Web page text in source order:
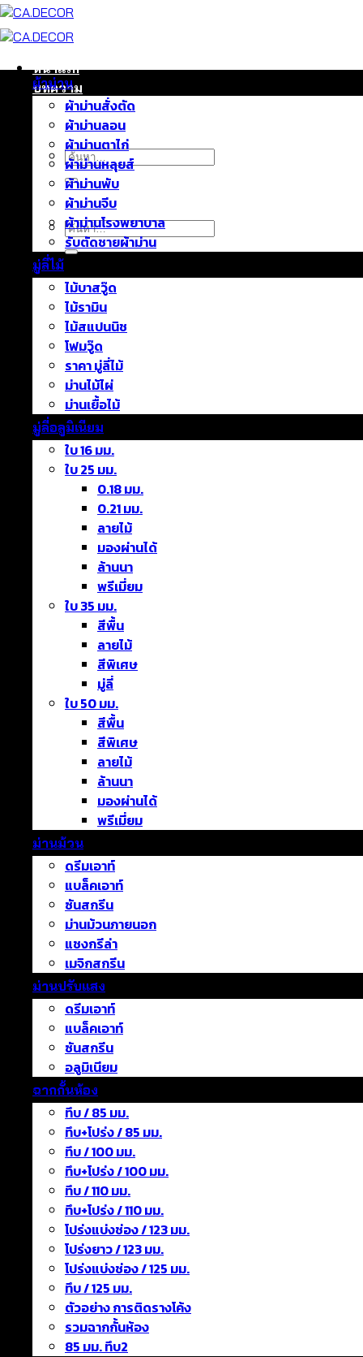
ข้าม
ยัง
หน้าแรก
บทความ
ติดต่อเรา
เกี่ยวกับเรา
ค้นหา:
ค้นหา:
ผ้าม่าน
ผ้าม่านสั่งตัด
ผ้าม่านลอน
ผ้าม่านตาไก่
ผ้าม่านหลุยส์
ผ้าม่านพับ
ผ้าม่านจีบ
ผ้าม่านโรงพยาบาล
รับตัดชายผ้าม่าน
มู่ลี่ไม้
ไม้บาสวู๊ด
ไม้รามิน
ไม้สแปนนิช
โฟมวู๊ด
ราคา มู่ลี่ไม้
ม่านไม้ไผ่
ม่านเยื้อไม้
มู่ลี่อลูมิเนียม
ใบ 16 มม.
ใบ 25 มม.
0.18 มม.
0.21 มม.
ลายไม้
มองผ่านได้
ล้านนา
พรีเมี่ยม
ใบ 35 มม.
สีพื้น
ลายไม้
สีพิเศษ
มู่ลี่
ใบ 50 มม.
สีพื้น
สีพิเศษ
ลายไม้
ล้านนา
มองผ่านได้
พรีเมี่ยม
ม่านม้วน
ดรีมเอาท์
แบล็คเอาท์
ซันสกรีน
ม่านม้วนภายนอก
แชงกรีล่า
เมจิกสกรีน
ม่านปรับแสง
ดรีมเอาท์
แบล็คเอาท์
ซันสกรีน
อลูมิเนียม
ฉากกั้นห้อง
ทึบ / 85 มม.
ทึบ+โปร่ง / 85 มม.
ทึบ / 100 มม.
ทึบ+โปร่ง / 100 มม.
ทึบ / 110 มม.
ทึบ+โปร่ง / 110 มม.
โปร่งแบ่งช่อง / 123 มม.
โปร่งยาว / 123 มม.
โปร่งแบ่งช่อง / 125 มม.
ทึบ / 125 มม.
ตัวอย่าง การติดรางโค้ง
รวมฉากกั้นห้อง
85 มม. ทึบ2